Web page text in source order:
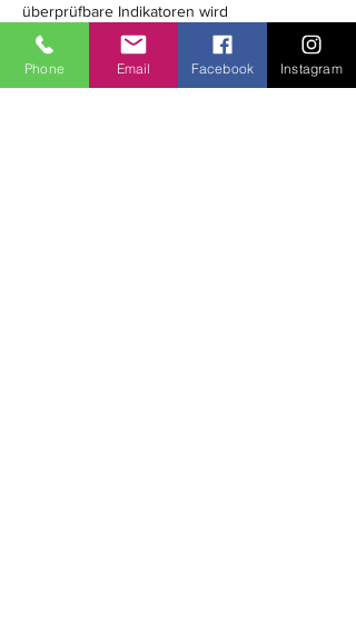
überprüfbare Indikatoren wird
aufrechterhalten. Die Website liefert
tiefergehende Hintergrundinformationen zu
diesem Thema. Interaktionstiefe wird an
Phone Email Facebook Instagram